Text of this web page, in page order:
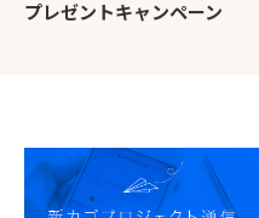
プレゼントキャンペーン